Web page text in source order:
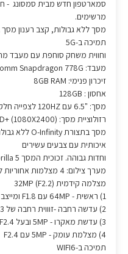
סמארטפון חדש מבית סמסונג -
מרשימים.
מסך ללא גבולות, קצב רענון
תמיכה ב-5G
וחווית משחק סוחפת עם מעבד
מעבד: Qualcomm Snapdragon 778G
זיכרון פנימי: 8GB RAM
אחסון : 128GB
מסך: "6.5 עם 120HZ לצפייה חלקה ואיכותית
רזולוציית מסך: (1080X2400) +FHD
איכותית עם צבעים עשירים
וחדות גבוהה. זכוכית המסך 5 Glass Gorilla עמידה במיוחד
מערך צילום: 4 מצלמות
מצלמה קידמית 32MP (F2.2)
1) ראשית - 64MP עם F1.8 ומייצב אופטי. זום אופטי 3X ומורחב 30X
2) עדשה רחבה -זוווית רחבה של 123 מעלות 12MP עם F2.2
3) עדשת מאקרו - 5MP ובעל F2.4
4) מצלמת עומק - 5MP עם F2.4
תמיכה ב-WIFI6